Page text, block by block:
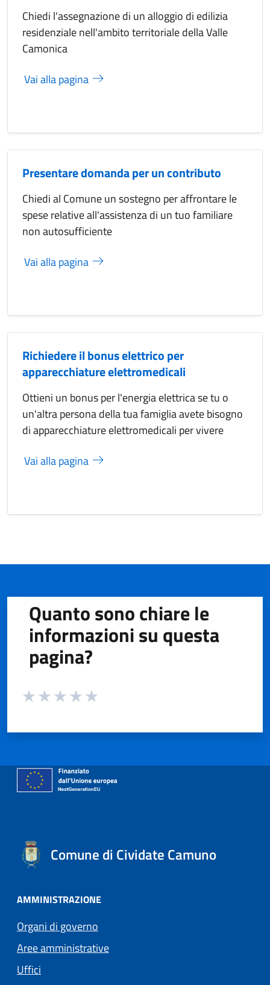
Chiedi l'assegnazione di un alloggio di edilizia
residenziale nell'ambito territoriale della Valle
Camonica
Vai alla pagina
Presentare domanda per un contributo
Chiedi al Comune un sostegno per affrontare le
spese relative all'assistenza di un tuo familiare
non autosufficiente
Vai alla pagina
Richiedere il bonus elettrico per
apparecchiature elettromedicali
Ottieni un bonus per l'energia elettrica se tu o
un'altra persona della tua famiglia avete bisogno
di apparecchiature elettromedicali per vivere
Vai alla pagina
Quanto sono chiare le
informazioni su questa
pagina?
Valuta da 1 a 5 stelle la pagina
Comune di Cividate Camuno
AMMINISTRAZIONE
Organi di governo
Aree amministrative
Uffici